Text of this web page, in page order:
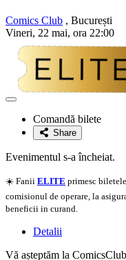
Comics Club , București
Vineri, 22 mai, ora 22:00
Adaugă
favoriteComandă bilete
Share
Evenimentul s-a încheiat.
☀️ Fanii ELITE primesc
comisionul de operare, la
beneficii in curand.
Detalii
Vă așteptăm la